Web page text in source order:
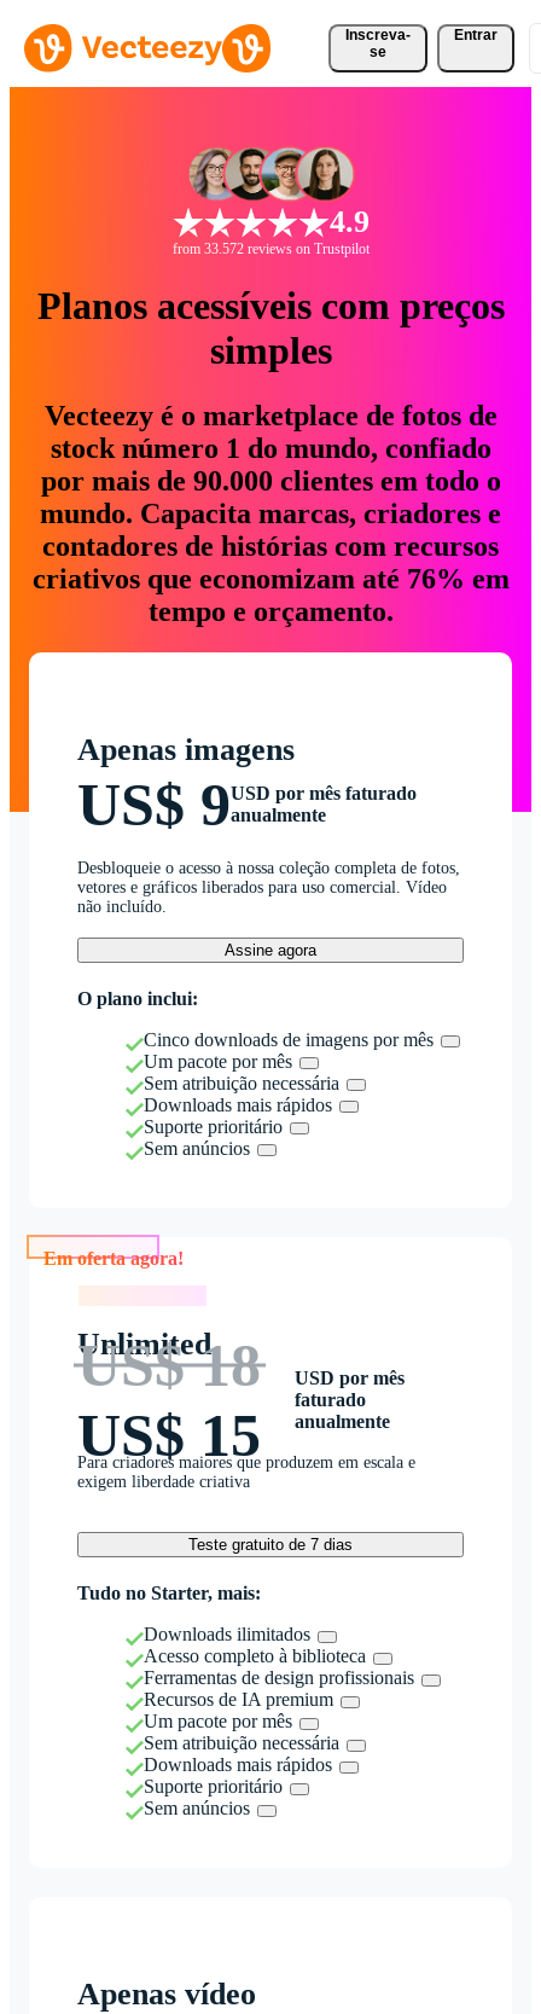
Inscreva-
se
Entrar
4.9
from 33.572 reviews on Trustpilot
Planos acessíveis com preços
simples
Vecteezy é o marketplace de fotos de
stock número 1 do mundo, confiado
por mais de 90.000 clientes em todo o
mundo. Capacita marcas, criadores e
contadores de histórias com recursos
criativos que economizam até 76% em
tempo e orçamento.
Apenas imagens
US$ 9USD por mês faturado
anualmente
Desbloqueie o acesso à nossa coleção completa de fotos,
vetores e gráficos liberados para uso comercial. Vídeo
não incluído.
Assine agora
O plano inclui:
Cinco downloads de imagens por mês
Um pacote por mês
Sem atribuição necessária
Downloads mais rápidos
Suporte prioritário
Sem anúncios
Unlimited
US$ 18
US$ 15
USD por mês
faturado
anualmente
Para criadores maiores que produzem em escala e
exigem liberdade criativa
Teste gratuito de 7 dias
Tudo no Starter, mais:
Downloads ilimitados
Acesso completo à biblioteca
Ferramentas de design profissionais
Recursos de IA premium
Um pacote por mês
Sem atribuição necessária
Downloads mais rápidos
Suporte prioritário
Sem anúncios
Apenas vídeo